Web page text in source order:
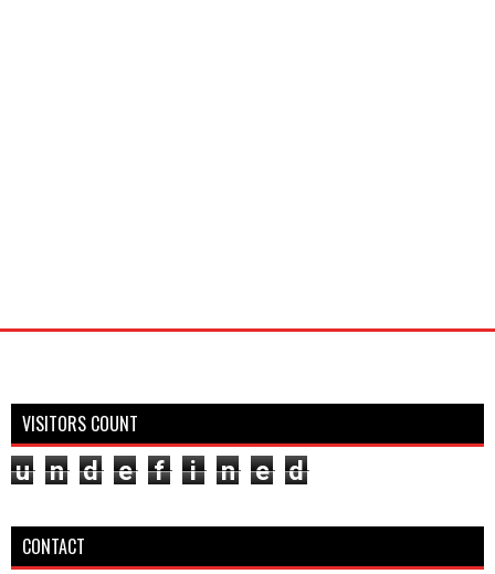
VISITORS COUNT
u n d e f i n e d
CONTACT